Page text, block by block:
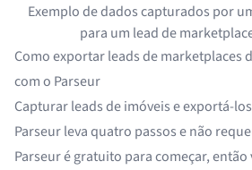
Exemplo de dados capturados por
para um lead de
Como exportar leads de marketplaces
com o Parseur
Capturar leads de imóveis e exportá-
Parseur leva quatro passos e não
Parseur é gratuito para começar,